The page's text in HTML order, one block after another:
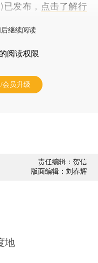
发布， 点击了解行
继续阅读
阅读权限
会员升级
责任编辑：贺信
版面编辑：刘春辉
地